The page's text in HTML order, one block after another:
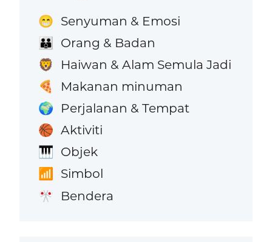
😁 Senyuman & Emosi
👪 Orang & Badan
🦁 Haiwan & Alam Semula Jadi
🍕 Makanan minuman
🌍 Perjalanan & Tempat
🏀 Aktiviti
🎹 Objek
📶 Simbol
🎌 Bendera